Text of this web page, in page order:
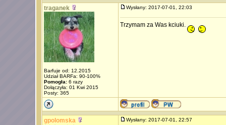
traganek
Barfuje od: 12.2015
Udział BARFa: 90-100%
Pomogła:6 razy
Dołączyła: 01 Kwi 2015
Posty: 365
Wysłany: 2017-07-01, 22:03
Trzymam za Was kciuki.
gpolomska Wysłany: 2017-07-01, 22:57